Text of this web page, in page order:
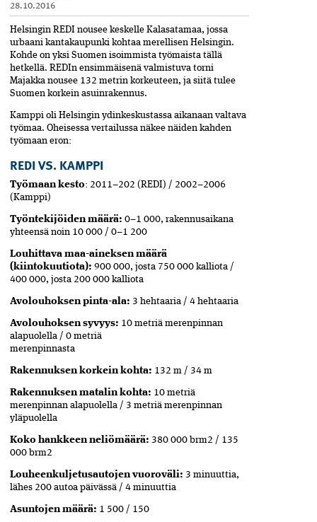
28.10.2016
Helsingin REDI nousee keskelle Kalasatamaa, jossa
urbaani kantakaupunki kohtaa merellisen Helsingin.
Kohde on yksi Suomen isoimmista työmaista tällä
hetkellä. REDIn ensimmäisenä valmistuva torni
Majakka nousee 132 metrin korkeuteen, ja siitä tulee
Suomen korkein asuinrakennus.
Kamppi oli Helsingin ydinkeskustassa aikanaan valtava
työmaa. Oheisessa vertailussa näkee näiden kahden
työmaan eron:
REDI VS. KAMPPI
Työmaan kesto: 2011–202 (REDI) / 2002–2006
(Kamppi)
Työntekijöiden määrä: 0–1 000, rakennusaikana
yhteensä noin 10 000 / 0–1 200
Louhittava maa-aineksen määrä
(kiintokuutiota): 900 000, josta 750 000 kalliota /
400 000, josta 200 000 kalliota
Avolouhoksen pinta-ala: 3 hehtaaria / 4 hehtaaria
Avolouhoksen syvyys: 10 metriä merenpinnan
alapuolella / 0 metriä
merenpinnasta
Rakennuksen korkein kohta: 132 m / 34 m
Rakennuksen matalin kohta: 10 metriä
merenpinnan alapuolella / 3 metriä merenpinnan
yläpuolella
Koko hankkeen neliömäärä: 380 000 brm2 / 135
000 brm2
Louheenkuljetusautojen vuoroväli: 3 minuuttia,
lähes 200 autoa päivässä / 4 minuuttia
Asuntojen määrä: 1 500 / 150